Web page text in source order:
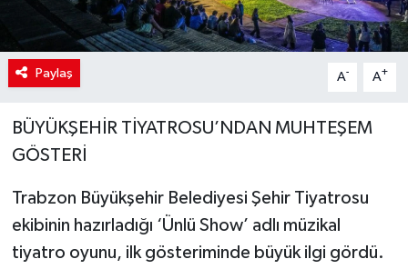
Paylaş A- A+
BÜYÜKŞEHİR TİYATROSU’NDAN MUHTEŞEM
GÖSTERİ
Trabzon Büyükşehir Belediyesi Şehir Tiyatrosu
ekibinin hazırladığı ‘Ünlü Show’ adlı müzikal
tiyatro oyunu, ilk gösteriminde büyük ilgi gördü.